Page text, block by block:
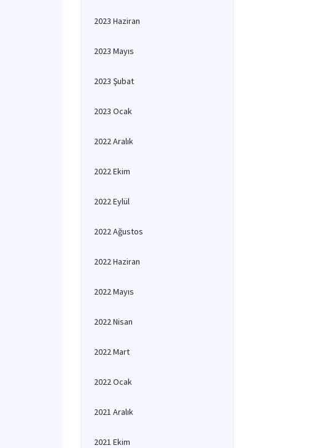
2023 Haziran
2023 Mayıs
2023 Şubat
2023 Ocak
2022 Aralık
2022 Ekim
2022 Eylül
2022 Ağustos
2022 Haziran
2022 Mayıs
2022 Nisan
2022 Mart
2022 Ocak
2021 Aralık
2021 Ekim